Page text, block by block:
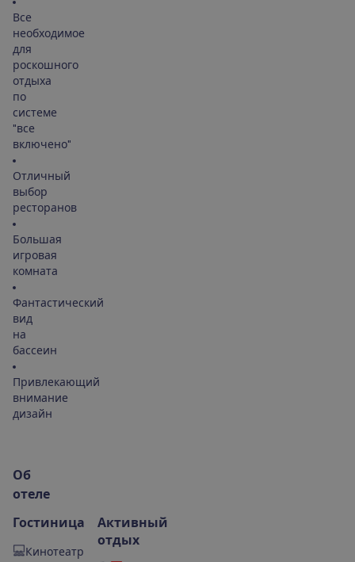
Все
необходимое
для
роскошного
отдыха
по
системе
"все
включено"
Отличный
выбор
ресторанов
Большая
игровая
комната
Фантастический
вид
на
бассеин
Привлекающий
внимание
дизайн
Об
отеле
Гостиница
Кинотеатр
Активный
отдых